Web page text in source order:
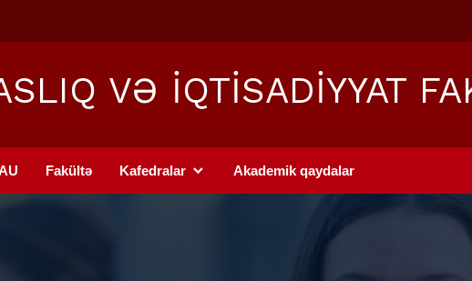
VƏ İQTİSADİYYAT
Fakültə Kafedralar Akademik qaydalar